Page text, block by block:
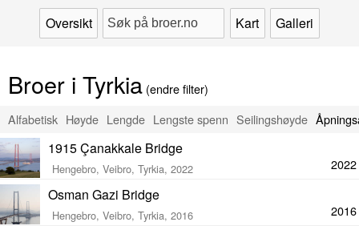
Oversikt Kart Galleri
Broer i Tyrkia (endre filter)
Alfabetisk Høyde Lengde Lengste spenn Seilingshøyde
1915 Çanakkale Bridge
Hengebro, Veibro, Tyrkia, 2022 2022
Osman Gazi Bridge
Hengebro, Veibro, Tyrkia, 2016 2016